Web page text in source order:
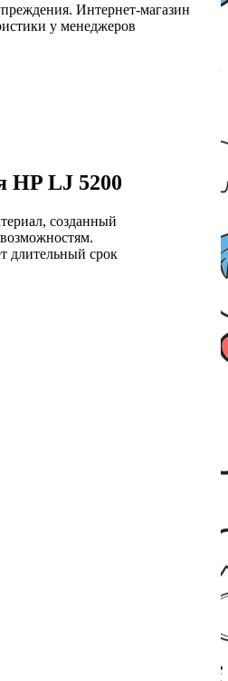
Интернет-магазин
у менеджеров
HP LJ 5200
созданный
длительный срок